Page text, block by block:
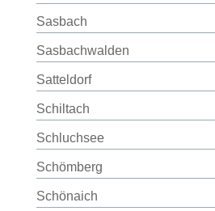
Sasbach
Sasbachwalden
Satteldorf
Schiltach
Schluchsee
Schömberg
Schönaich